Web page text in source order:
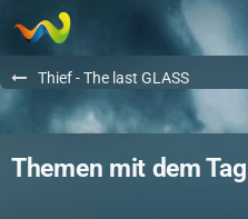
Thief - The last GLASS
Themen mit dem